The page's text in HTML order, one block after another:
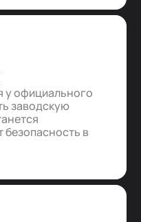
у официального
заводскую
в